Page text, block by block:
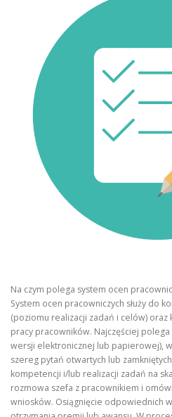
Na czym polega system ocen
System ocen pracowniczych służy do
(poziomu realizacji zadań i celów)
pracy pracowników. Najczęściej
wersji elektronicznej lub papierowej),
szereg pytań otwartych lub
kompetencji i/lub realizacji zadań na
rozmowa szefa z pracownikiem i
wniosków. Osiągnięcie odpowiednich